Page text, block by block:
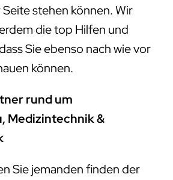
stehen können. Wir
die top Hilfen und
Sie ebenso nach wie vor
können.
rund um
Medizintechnik &
Sie jemanden finden der